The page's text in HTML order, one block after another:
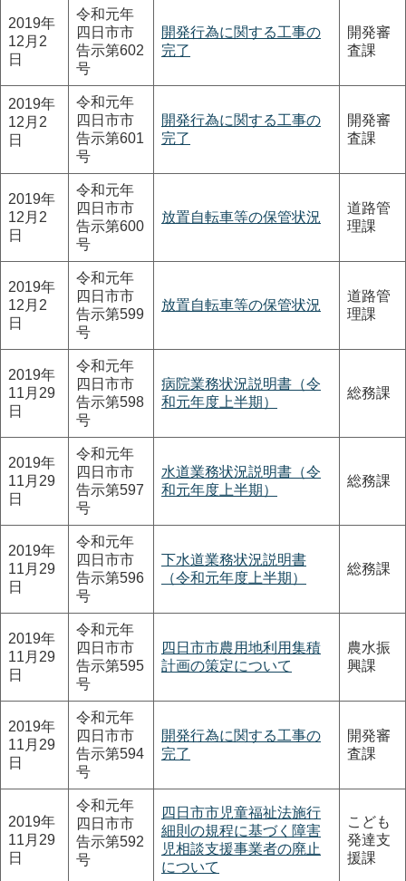
2019年
12月2
日
令和元年
四日市市
告示第602
号
開発行為に関する工事の
完了
開発審
査課
2019年
12月2
日
令和元年
四日市市
告示第601
号
開発行為に関する工事の
完了
開発審
査課
2019年
12月2
日
令和元年
四日市市
告示第600
号
放置自転車等の保管状況
道路管
理課
2019年
12月2
日
令和元年
四日市市
告示第599
号
放置自転車等の保管状況
道路管
理課
2019年
11月29
日
令和元年
四日市市
告示第598
号
病院業務状況説明書（令
和元年度上半期）
総務課
2019年
11月29
日
令和元年
四日市市
告示第597
号
水道業務状況説明書（令
和元年度上半期）
総務課
2019年
11月29
日
令和元年
四日市市
告示第596
号
下水道業務状況説明書
（令和元年度上半期）
総務課
2019年
11月29
日
令和元年
四日市市
告示第595
号
四日市市農用地利用集積
計画の策定について
農水振
興課
2019年
11月29
日
令和元年
四日市市
告示第594
号
開発行為に関する工事の
完了
開発審
査課
2019年
11月29
日
令和元年
四日市市
告示第592
号
四日市市児童福祉法施行
細則の規程に基づく障害
児相談支援事業者の廃止
について
こども
発達支
援課